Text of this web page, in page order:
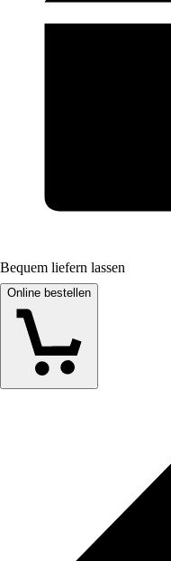
Bequem liefern lassen
Online bestellen